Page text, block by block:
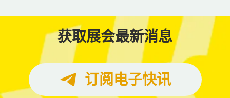
获取展会最新消息
订阅电子快讯